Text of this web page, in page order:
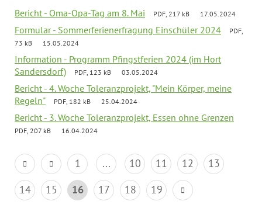
Bericht - Oma-Opa-Tag am 8. Mai PDF, 217 kB 17.05.2024
Formular - Sommerferienerfragung Einschüler 2024
PDF,
73 kB
15.05.2024
Information - Programm Pfingstferien 2024 (im Hort
Sandersdorf)
PDF, 123 kB 03.05.2024
Bericht - 4. Woche Toleranzprojekt, "Mein Körper, meine
Regeln"
PDF, 182 kB 25.04.2024
Bericht - 3. Woche Toleranzprojekt, Essen ohne Grenzen
PDF, 207 kB 16.04.2024
1 ... 10 11 12
13
14
15 16 17 18 19